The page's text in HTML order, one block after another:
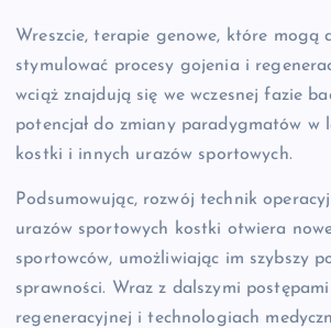
Wreszcie, terapie genowe, które mogą
stymulować procesy gojenia i
wciąż znajdują się we wczesnej fazie
potencjał do zmiany paradygmatów w
kostki i innych urazów sportowych.
Podsumowując, rozwój technik
urazów sportowych kostki otwiera
sportowców, umożliwiając im szybszy
sprawności. Wraz z dalszymi
regeneracyjnej i technologiach